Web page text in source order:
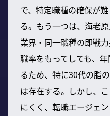
で、特定職種の確保が
る。もう一つは、海老
業界・同一職種の即戦
職率をもってしても、
るため、特に30代の脂
は存在する。しかし、
にくく、転職エージェ